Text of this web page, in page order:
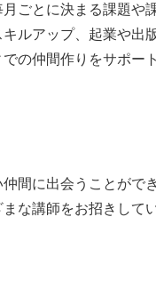
ごとに決まる課題や
ルアップ、起業や出
の仲間作りをサポー
間に出会うことがで
な講師をお招きして